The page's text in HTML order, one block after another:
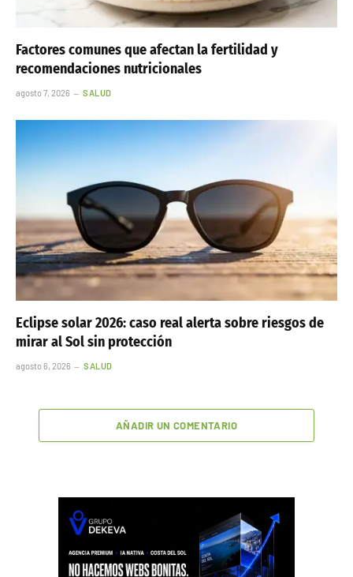
Factores comunes que afectan la fertilidad y
recomendaciones nutricionales
agosto 7, 2026 SALUD
Eclipse solar 2026: caso real alerta sobre riesgos de
mirar al Sol sin protección
agosto 6, 2026 SALUD
AÑADIR UN COMENTARIO